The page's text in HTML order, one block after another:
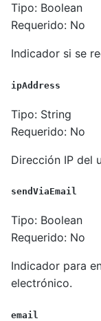
Tipo: Boolean
Requerido: No
Indicador si se
ipAddress
Tipo: String
Requerido: No
Dirección IP del
sendViaEmail
Tipo: Boolean
Requerido: No
Indicador para
electrónico.
email